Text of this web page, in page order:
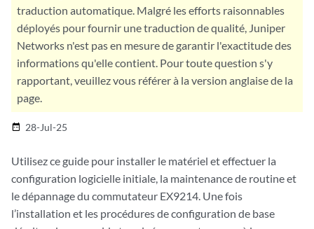
traduction automatique. Malgré les efforts raisonnables
déployés pour fournir une traduction de qualité, Juniper
Networks n'est pas en mesure de garantir l'exactitude des
informations qu'elle contient. Pour toute question s'y
rapportant, veuillez vous référer à la version anglaise de la
page.
date_range 28-Jul-25
Utilisez ce guide pour installer le matériel et effectuer la
configuration logicielle initiale, la maintenance de routine et
le dépannage du commutateur EX9214. Une fois
l’installation et les procédures de configuration de base